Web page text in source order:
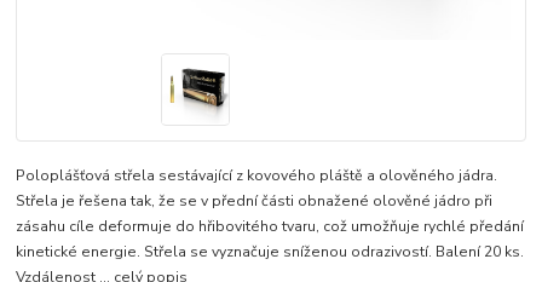
Poloplášťová střela sestávající z kovového pláště a olověného jádra.
Střela je řešena tak, že se v přední části obnažené olověné jádro při
zásahu cíle deformuje do hřibovitého tvaru, což umožňuje rychlé předání
kinetické energie. Střela se vyznačuje sníženou odrazivostí. Balení 20 ks.
Vzdálenost ... celý popis